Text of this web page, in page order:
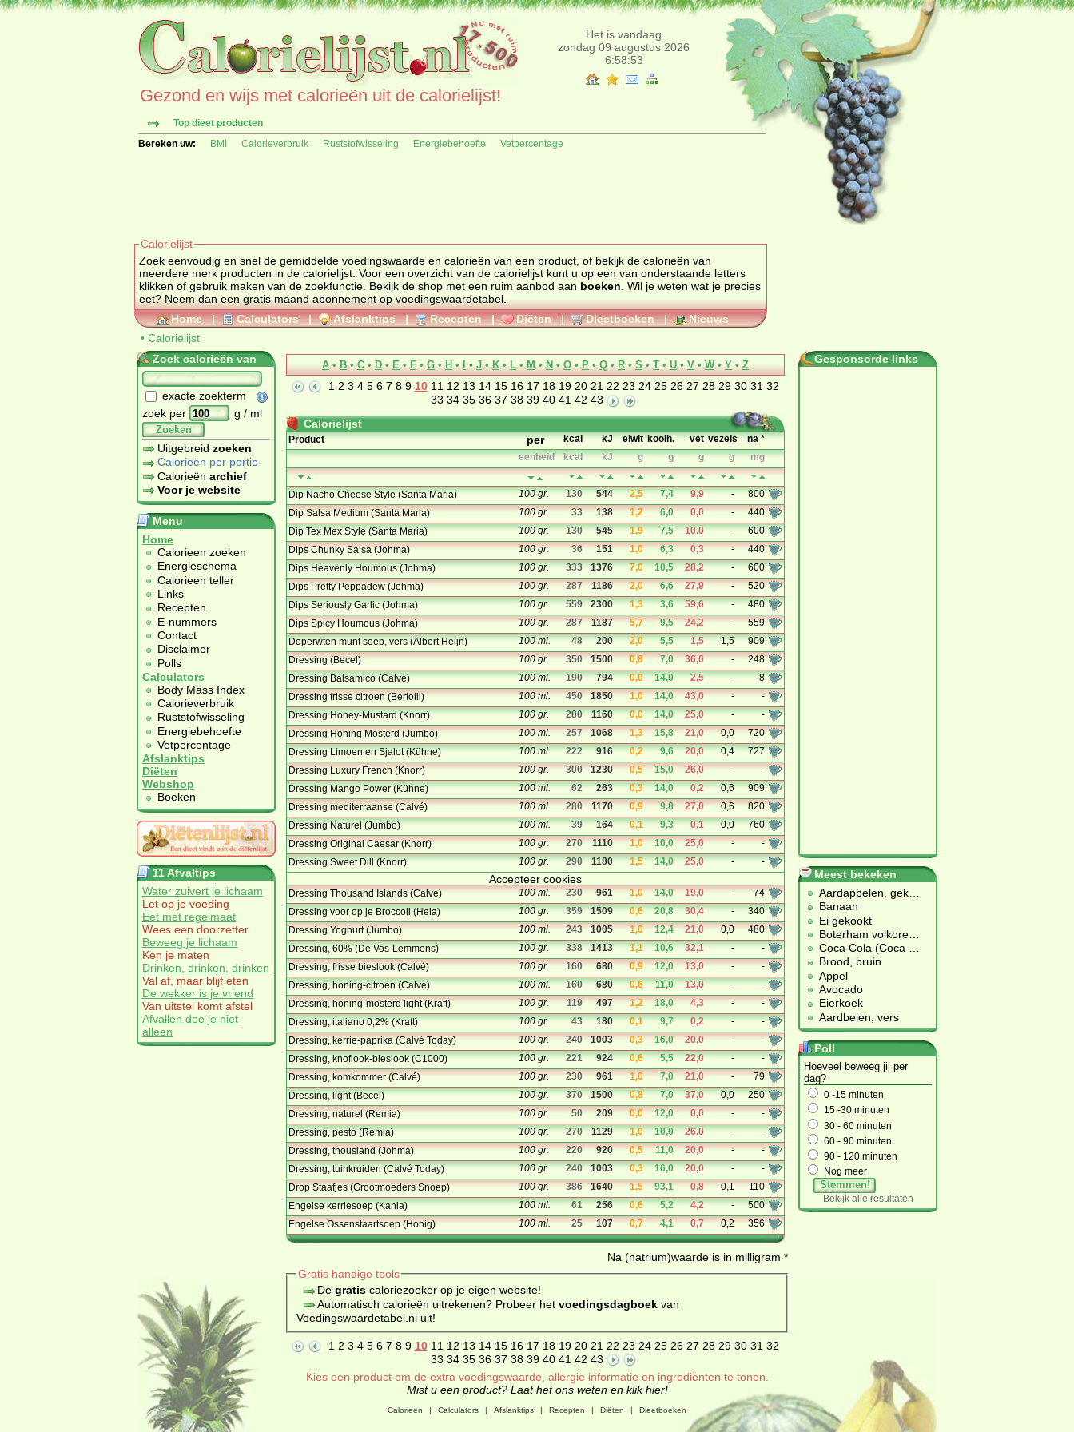
Het is vandaag
zondag 09 augustus 2026
6:58:53
Gezond en wijs met calorieën uit de calorielijst!
Top dieet producten
Bereken uw:
BMI Calorieverbruik Ruststofwisseling Energiebehoefte Vetpercentage
Calorielijst
Zoek eenvoudig en snel de gemiddelde voedingswaarde en calorieën van een product, of bekijk de calorieën van
meerdere merk producten in de calorielijst. Voor een overzicht van de calorielijst kunt u op een van onderstaande letters
klikken of gebruik maken van de zoekfunctie. Bekijk de shop met een ruim aanbod aan boeken . Wil je weten wat je precies
eet? Neem dan een gratis maand abonnement op voedingswaardetabel
Home | Calculators | Afslanktips | Recepten | Diëten | Dieetboeken |
Nieuws
• Calorielijst
Zoek calorieën van
exacte zoekterm
zoek per
g / ml
Zoeken
Uitgebreid zoeken
Calorieën per portie
Calorieën archief
Voor je website
Menu
Home
Calorieen zoeken
Energieschema
Calorieen teller
Links
Recepten
E-nummers
Contact
Disclaimer
Polls
Calculators
Body Mass Index
Calorieverbruik
Ruststofwisseling
Energiebehoefte
Vetpercentage
Afslanktips
Diëten
Webshop
Boeken
11 Afvaltips
Water zuivert je lichaam
Let op je voeding
Eet met regelmaat
Wees een doorzetter
Beweeg je lichaam
Ken je maten
Drinken, drinken, drinken
Val af, maar blijf eten
De wekker is je vriend
Van uitstel komt afstel
Afvallen doe je niet
alleen
A • B • C • D • E • F • G • H • • J • K• L • M • N • O • P • Q • R• S • T • U • V • W • Y • Z
1 2 3 4 5 6 7 8 9 10 11 12 13 14 15 16 17 18 19 20 21 22 23 24 25 26 27 28 29 30 31 32
33 34 35 36 37 38 39 40 41 42 43
Calorielijst
Product per kcal kJ eiwit koolh. vet vezels
na *
eenheid
kcal kJ g g g g mg
Dip Nacho Cheese Style (Santa Maria) 100 gr. 130 544 2,5 7,4 9,9 -
800
Dip Salsa Medium (Santa Maria)
100 gr. 33 138 1,2 6,0 0,0 -
440
Dip Tex Mex Style (Santa Maria)
100 gr. 130 545 1,9 7,5 10,0 -
600
Dips Chunky Salsa (Johma)
100 gr. 36 151 1,0 6,3 0,3 -
440
Dips Heavenly Houmous (Johma)
100 gr. 333 1376 7,0 10,5 28,2 -
600
Dips Pretty Peppadew (Johma)
100 gr. 287 1186 2,0 6,6 27,9 -
520
Dips Seriously Garlic (Johma)
100 gr. 559 2300 1,3 3,6 59,6 -
480
Dips Spicy Houmous (Johma)
100 gr. 287 1187 5,7 9,5 24,2 -
559
Doperwten munt soep, vers (Albert Heijn)
100 ml. 48 200 2,0 5,5 1,5 1,5
909
Dressing (Becel)
100 gr. 350 1500 0,8 7,0 36,0 -
248
Dressing Balsamico (Calvé)
100 ml. 190 794 0,0 14,0 2,5 -
8
Dressing frisse citroen (Bertolli)
100 ml. 450 1850 1,0 14,0 43,0 -
-
Dressing Honey-Mustard (Knorr)
100 gr. 280 1160 0,0 14,0 25,0 -
-
Dressing Honing Mosterd (Jumbo)
100 ml. 257 1068 1,3 15,8 21,0 0,0
720
Dressing Limoen en Sjalot (Kühne)
100 ml. 222 916 0,2 9,6 20,0 0,4
727
Dressing Luxury French (Knorr)
100 gr. 300 1230 0,5 15,0 26,0 -
-
Dressing Mango Power (Kühne)
100 ml. 62 263 0,3 14,0 0,2 0,6
909
Dressing mediterraanse (Calvé)
100 ml. 280 1170 0,9 9,8 27,0 0,6
820
Dressing Naturel (Jumbo)
100 ml. 39 164 0,1 9,3 0,1 0,0
760
Dressing Original Caesar (Knorr)
100 gr. 270 1110 1,0 10,0 25,0 -
-
Dressing Sweet Dill (Knorr)
100 gr. 290 1180 1,5 14,0 25,0 - -
Accepteer cookies
Dressing Thousand Islands (Calve) 100 ml. 230 961 1,0 14,0 19,0 -
74
Dressing voor op je Broccoli (Hela)
100 gr. 359 1509 0,6 20,8 30,4 -
340
Dressing Yoghurt (Jumbo)
100 ml. 243 1005 1,0 12,4 21,0 0,0
480
Dressing, 60% (De Vos-Lemmens)
100 gr. 338 1413 1,1 10,6 32,1 -
-
Dressing, frisse bieslook (Calvé)
100 gr. 160 680 0,9 12,0 13,0 -
-
Dressing, honing-citroen (Calvé)
100 ml. 160 680 0,6 11,0 13,0 -
-
Dressing, honing-mosterd light (Kraft)
100 gr. 119 497 1,2 18,0 4,3 -
-
Dressing, italiano 0,2% (Kraft)
100 gr. 43 180 0,1 9,7 0,2 -
-
Dressing, kerrie-paprika (Calvé Today)
100 gr. 240 1003 0,3 16,0 20,0 -
-
Dressing, knoflook-bieslook (C1000)
100 gr. 221 924 0,6 5,5 22,0 -
-
Dressing, komkommer (Calvé)
100 gr. 230 961 1,0 7,0 21,0 -
79
Dressing, light (Becel)
100 gr. 370 1500 0,8 7,0 37,0 0,0
250
Dressing, naturel (Remia)
100 gr. 50 209 0,0 12,0 0,0 -
-
Dressing, pesto (Remia)
100 gr. 270 1129 1,0 10,0 26,0 -
-
Dressing, thousland (Johma)
100 gr. 220 920 0,5 11,0 20,0 -
-
Dressing, tuinkruiden (Calvé Today)
100 gr. 240 1003 0,3 16,0 20,0 -
-
Drop Staafjes (Grootmoeders Snoep)
100 gr. 386 1640 1,5 93,1 0,8 0,1
110
Engelse kerriesoep (Kania)
100 ml. 61 256 0,6 5,2 4,2 -
500
Engelse Ossenstaartsoep (Honig)
100 ml. 25 107 0,7 4,1 0,7 0,2 356
Na (natrium)waarde is in milligram *
Gratis handige tools
De gratiscaloriezoeker op je eigen website!
Automatisch calorieën uitrekenen? Probeer het voedingsdagboekvan
Voedingswaardetabel.nl uit!
1 2 3 4 5 6 7 8 9 10 11 12 13 14 15 16 17 18 19 20 21 22 23 24 25 26 27 28 29 30 31 32
33 34 35 36 37 38 39 40 41 42 43
Kies een product om de extra voedingswaarde, allergie informatie en ingrediënten te tonen.
Mist u een product? Laat het ons weten en klik hier!
Gesponsorde links
Meest bekeken
Aardappelen, gek
Banaan
Ei gekookt
Boterham volkore
Coca Cola (Coca
Brood, bruin
Appel
Avocado
Eierkoek
Aardbeien, vers
Poll
Hoeveel beweeg jij per
dag?
0 -15 minuten
15 -30 minuten
30 - 60 minuten
60 - 90 minuten
90 - 120 minuten
Nog meer
Stemmen!
Bekijk alle resultaten
Calorieen | Calculators | Afslanktips | Recepten | Diëten | Dieetboeken